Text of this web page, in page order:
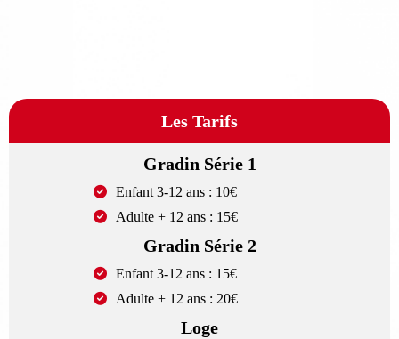
Les Tarifs
Gradin Série 1
Enfant 3-12 ans : 10€
Adulte + 12 ans : 15€
Gradin Série 2
Enfant 3-12 ans : 15€
Adulte + 12 ans : 20€
Loge